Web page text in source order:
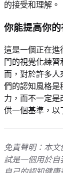
的接受和理解。
你能提高你
這是一個正在進
門的視覺化練
而，對於許多人
們的認知風格是
力，而不一定是
供一個基準，以
免責聲明：本
試是一個用於自